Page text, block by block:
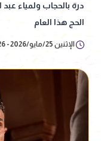
درة بالحجاب ولمياء
الحج هذا العام
الإثنين 25/مايو/2026 - 01:26 م